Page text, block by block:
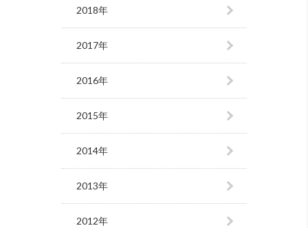
2018年
2017年
2016年
2015年
2014年
2013年
2012年